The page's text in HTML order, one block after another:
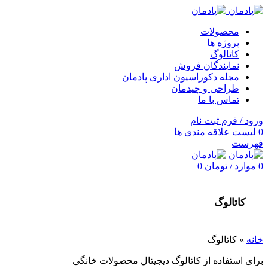
محصولات
پروژه ها
کاتالوگ
نمایندگان فروش
مجله دکوراسیون اداری پادمان
طراحی و چیدمان
تماس با ما
ورود / فرم ثبت نام
0 لیست علاقه مندی ها
فهرست
0 موارد / تومان
کاتالوگ
خانه » کاتالوگ
برای استفاده از کاتالوگ دیجیتال محصولات خانگی